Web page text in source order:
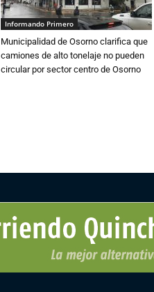
Informando Primero
Municipalidad de Osorno clarifica que
camiones de alto tonelaje no pueden
circular por sector centro de Osorno